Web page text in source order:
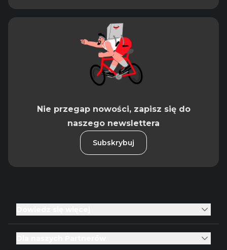
Nie przegap nowości, zapisz się do
naszego newslettera
Subskrybuj